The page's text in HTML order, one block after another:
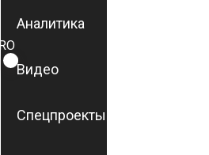
ROMÂNĂ
RU
Аналитика
Видео
Спецпроекты